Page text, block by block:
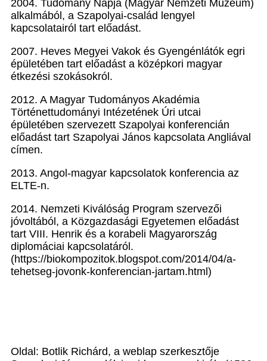
2004. Tudomány Napja (Magyar Nemzeti Múzeum)
alkalmából, a Szapolyai-család lengyel
kapcsolatairól tart előadást.
2007. Heves Megyei Vakok és Gyengénlátók egri
épületében tart előadást a középkori magyar
étkezési szokásokról.
2012. A Magyar Tudományos Akadémia
Történettudományi Intézetének Úri utcai
épületében szervezett Szapolyai konferencián
előadást tart Szapolyai János kapcsolata Angliával
címen.
2013. Angol-magyar kapcsolatok konferencia az
ELTE-n.
2014. Nemzeti Kiválóság Program szervezői
jóvoltából, a Közgazdasági Egyetemen előadást
tart VIII. Henrik és a korabeli Magyarország
diplomáciai kapcsolatáról.
(https://biokompozitok.blogspot.com/2014/04/a-
tehetseg-jovonk-konferencian-jartam.html)
Oldal: Botlik Richárd, a weblap szerkesztője